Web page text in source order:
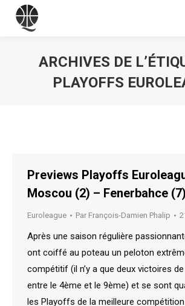
ARCHIVES DE
PLAYOFFS
Previews Playoffs
Moscou (2) – Fenerbahce (7)
Euroleague Par François-Damien Phalip
Après une saison régulière
ont coiffé au poteau un peloton
compétitif (il n’y a que deux victoires
entre le 4ème et le 9ème) et se sont
les Playoffs de la meilleure